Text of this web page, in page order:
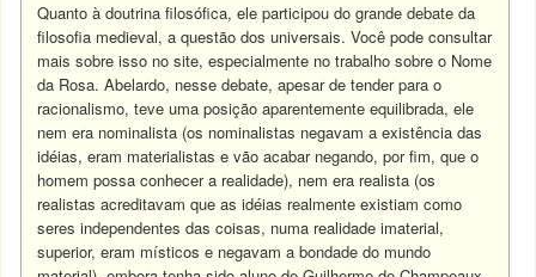
Quanto à doutrina filosófica, ele participou do grande debate da
filosofia medieval, a questão dos universais. Você pode consultar
mais sobre isso no site, especialmente no trabalho sobre o Nome
da Rosa. Abelardo, nesse debate, apesar de tender para o
racionalismo, teve uma posição aparentemente equilibrada, ele
nem era nominalista (os nominalistas negavam a existência das
idéias, eram materialistas e vão acabar negando, por fim, que o
homem possa conhecer a realidade), nem era realista (os
realistas acreditavam que as idéias realmente existiam como
seres independentes das coisas, numa realidade imaterial,
superior, eram místicos e negavam a bondade do mundo